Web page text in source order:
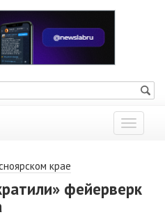
Показать
меню
крае
фейерверк